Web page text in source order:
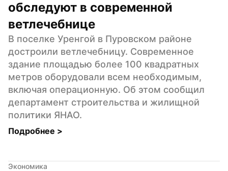
обследуют в современной
ветлечебнице
В поселке Уренгой в Пуровском районе
достроили ветлечебницу. Современное
здание площадью более 100 квадратных
метров оборудовали всем необходимым,
включая операционную. Об этом сообщил
департамент строительства и жилищной
политики ЯНАО.
Подробнее >
Экономика